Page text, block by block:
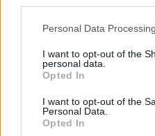
Personal Data
I want to opt-out of the
personal data.
Opted In
I want to opt-out of the
Personal Data.
Opted In
Savaitės vidurys
32 laipsnių šilumos
Žinios | Orai